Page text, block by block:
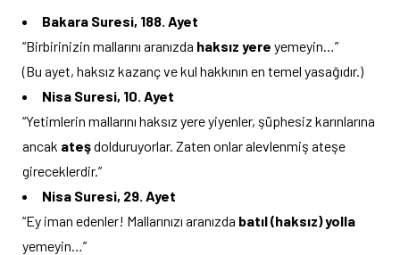
Bakara Suresi, 188. Ayet
“Birbirinizin mallarını aranızda haksız yere yemeyin…”
(Bu ayet, haksız kazanç ve kul hakkının en temel yasağıdır.)
Nisa Suresi, 10. Ayet
“Yetimlerin mallarını haksız yere yiyenler, şüphesiz karınlarına
ancak ateşdolduruyorlar. Zaten onlar alevlenmiş ateşe
gireceklerdir.”
Nisa Suresi, 29. Ayet
“Ey iman edenler! Mallarınızı aranızda batıl (haksız) yolla
yemeyin…”